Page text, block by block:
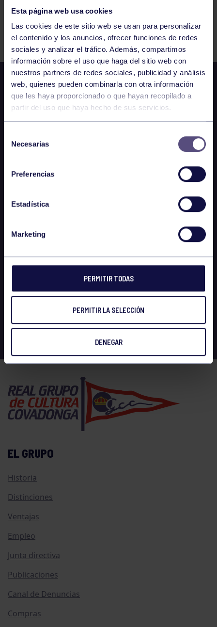
Esta página web usa cookies
Las cookies de este sitio web se usan para personalizar
el contenido y los anuncios, ofrecer funciones de redes
sociales y analizar el tráfico. Además, compartimos
información sobre el uso que haga del sitio web con
nuestros partners de redes sociales, publicidad y análisis
web, quienes pueden combinarla con otra información
que les haya proporcionado o que hayan recopilado a
partir del uso que haya hecho de sus servicios.
Necesarias
Preferencias
Estadística
Marketing
PERMITIR TODAS
PERMITIR LA SELECCIÓN
DENEGAR
Actividades deportivas
Comparte
EL GRUPO
Historia
Distinciones
Ventajas
Empleo
Junta directiva
Publicaciones
Canal de Denuncias
Compras